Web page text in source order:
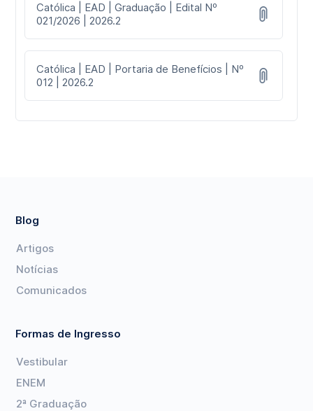
Católica | EAD | Graduação | Edital Nº
021/2026 | 2026.2
Católica | EAD | Portaria de Benefícios | Nº
012 | 2026.2
Blog
Artigos
Notícias
Comunicados
Formas de Ingresso
Vestibular
ENEM
2ª Graduação